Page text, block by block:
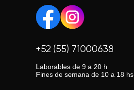
+52 (55) 71000638
Laborables de 9 a 20 h
Fines de semana de 10 a 18 hs.